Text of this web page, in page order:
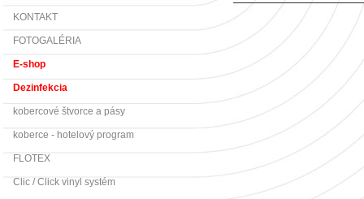
KONTAKT
FOTOGALÉRIA
E-shop
Dezinfekcia
kobercové štvorce a pásy
koberce - hotelový program
FLOTEX
Clic / Click vinyl systém